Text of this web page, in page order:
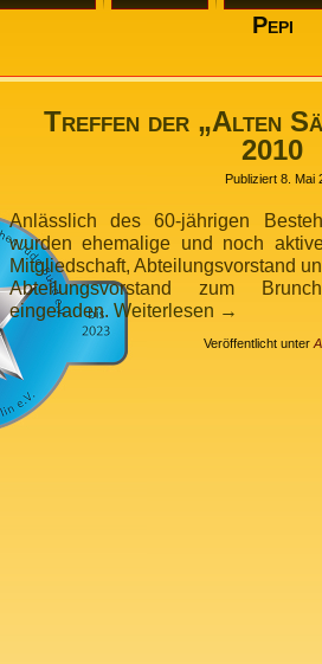
Pepi
Treffen der „Alten
2010
Publiziert 8. Mai
Anlässlich des 60-jährigen
wurden ehemalige und noch
Mitgliedschaft, Abteilungsvorstand
Abteilungsvorstand zum
eingeladen. Weiterlesen →
Veröffentlicht unter